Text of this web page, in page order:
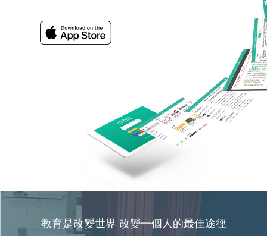
教育是改變世界 改變一個人的最佳途徑